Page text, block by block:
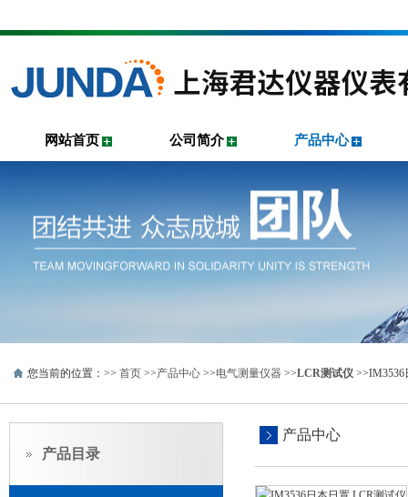
网站首页 公司简介 产品中心
您当前的位置：>> 首页 >>产品中心 >>电气测量仪器 >>LCR测试仪 >>IM3536
产品目录
产品中心